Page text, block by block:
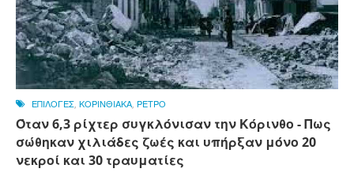
ΕΠΙΛΟΓΕΣ, ΚΟΡΙΝΘΙΑΚΑ, ΡΕΤΡΟ
Όταν 6,3 ρίχτερ συγκλόνισαν την Κόρινθο - Πως
σώθηκαν χιλιάδες ζωές και υπήρξαν μόνο 20
νεκροί και 30 τραυματίες